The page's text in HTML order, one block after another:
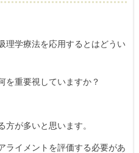
理学療法を応用するとはどうい
を重要視していますか？
が多いと思います。
ライメントを評価する必要があ